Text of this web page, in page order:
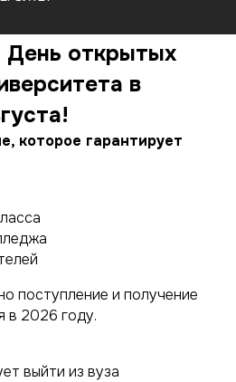
День открытых
в
которое гарантирует
поступление и получение
в 2026 году.
выйти из вуза